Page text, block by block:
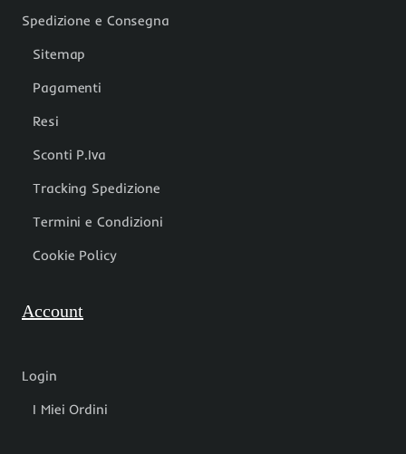
Spedizione e Consegna
Sitemap
Pagamenti
Resi
Sconti P.Iva
Tracking Spedizione
Termini e Condizioni
Cookie Policy
Account
Login
I Miei Ordini